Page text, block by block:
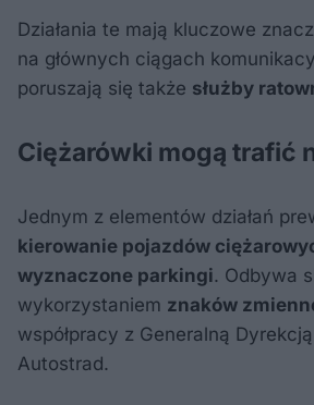
Działania te mają kluczowe
na głównych ciągach
poruszają się także służby
Ciężarówki mogą trafić
Jednym z elementów działań
kierowanie pojazdów
wyznaczone parkingi. Odbywa
wykorzystaniem znaków
współpracy z Generalną
Autostrad.